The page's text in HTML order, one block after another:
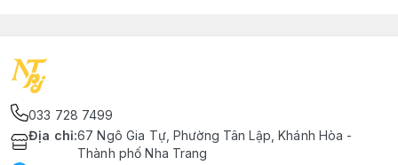
033 728 7499
Địa chỉ:67 Ngô Gia Tự, Phường Tân Lập, Khánh Hòa -
Thành phố Nha Trang